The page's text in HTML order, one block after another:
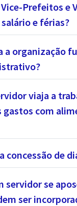
Prefeitos e
e férias?
a organização
concessão de
servidor se
ser